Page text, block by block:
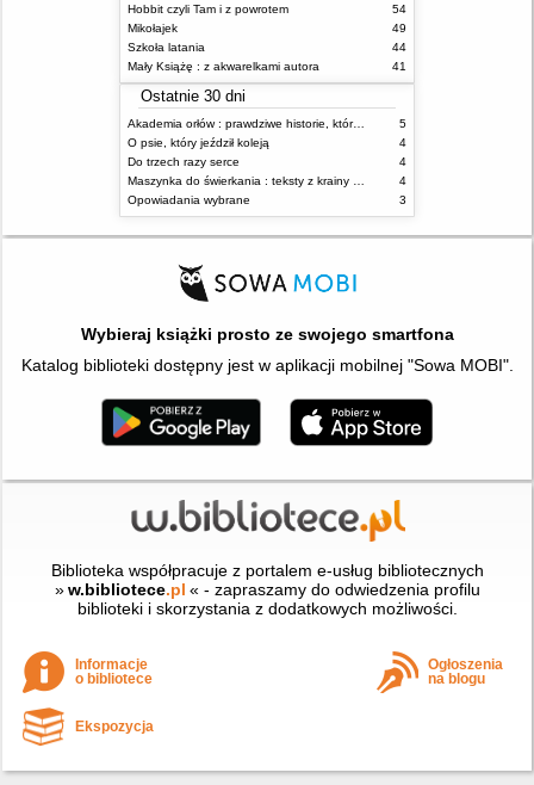
Hobbit czyli Tam i z powrotem
54
Mikołajek
49
Szkoła latania
44
Mały Książę : z akwarelkami autora
41
Ostatnie 30 dni
Akademia orłów : prawdziwe historie, które Cię uskrzydlą
5
O psie, który jeździł koleją
4
Do trzech razy serce
4
4
Opowiadania wybrane
3
Wybieraj książki prosto ze swojego smartfona
Katalog biblioteki dostępny jest w aplikacji mobilnej "Sowa MOBI".
Biblioteka współpracuje z portalem e-usług bibliotecznych
» w.bibliotece.pl « - zapraszamy do odwiedzenia profilu
biblioteki i skorzystania z dodatkowych możliwości.
Informacje
o bibliotece
Ogłoszenia
na blogu
Ekspozycja